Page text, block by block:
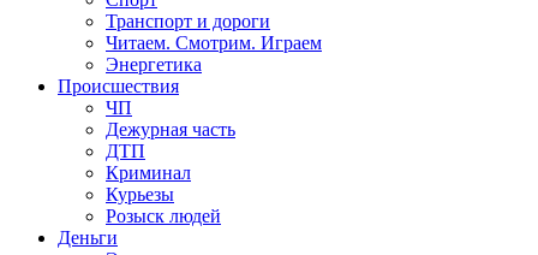
Транспорт и дороги
Читаем. Смотрим. Играем
Энергетика
Происшествия
ЧП
Дежурная часть
ДТП
Криминал
Курьезы
Розыск людей
Деньги